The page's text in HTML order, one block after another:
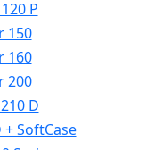
P
150
160
200
D
SoftCase